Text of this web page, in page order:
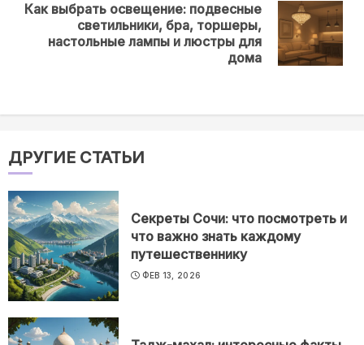
post:
Как выбрать освещение: подвесные
светильники, бра, торшеры,
настольные лампы и люстры для
дома
ДРУГИЕ СТАТЬИ
Секреты Сочи: что посмотреть и
что важно знать каждому
путешественнику
ФЕВ 13, 2026